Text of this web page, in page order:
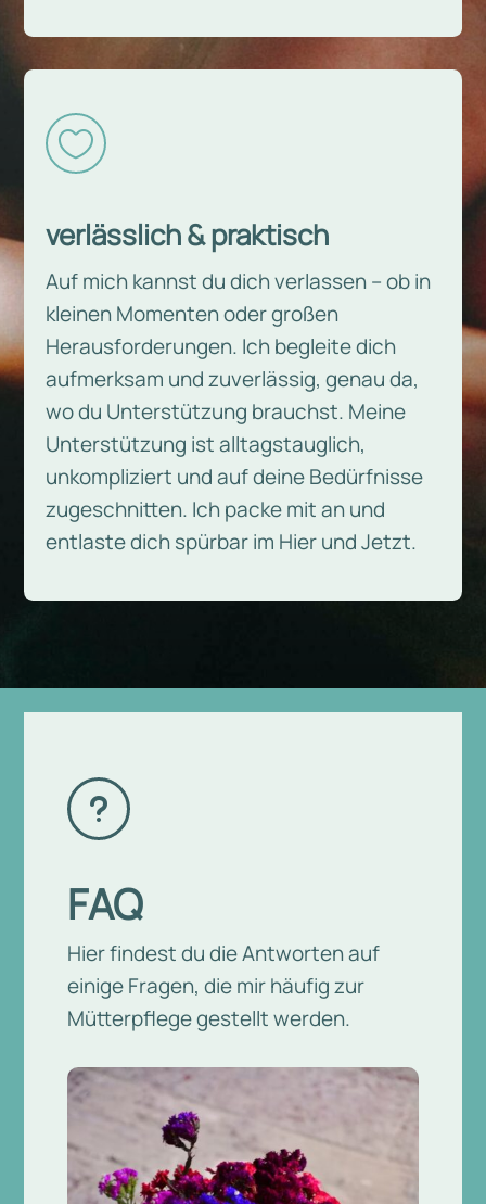

verlässlich & praktisch
Auf mich kannst du dich verlassen – ob in
kleinen Momenten oder großen
Herausforderungen. Ich begleite dich
aufmerksam und zuverlässig, genau da,
wo du Unterstützung brauchst. Meine
Unterstützung ist alltagstauglich,
unkompliziert und auf deine Bedürfnisse
zugeschnitten. Ich packe mit an und
entlaste dich spürbar im Hier und Jetzt.
u
FAQ
Hier findest du die Antworten auf
einige Fragen, die mir häufig zur
Mütterpflege gestellt werden.